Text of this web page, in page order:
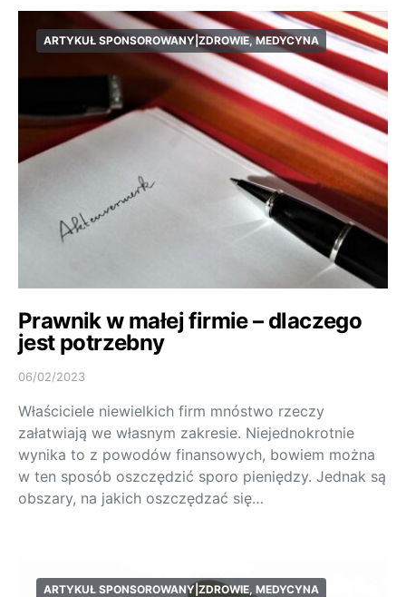
ARTYKUŁ SPONSOROWANY|ZDROWIE, MEDYCYNA
Prawnik w małej firmie – dlaczego
jest potrzebny
06/02/2023
Właściciele niewielkich firm mnóstwo rzeczy
załatwiają we własnym zakresie. Niejednokrotnie
wynika to z powodów finansowych, bowiem można
w ten sposób oszczędzić sporo pieniędzy. Jednak są
obszary, na jakich oszczędzać się…
ARTYKUŁ SPONSOROWANY|ZDROWIE, MEDYCYNA